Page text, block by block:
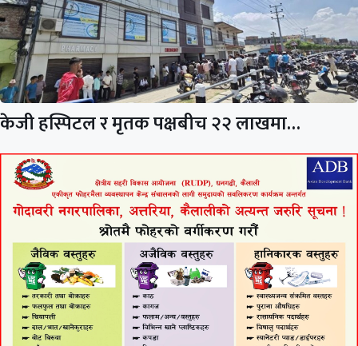
केजी हस्पिटल र मृतक पक्षबीच २२ लाखमा…